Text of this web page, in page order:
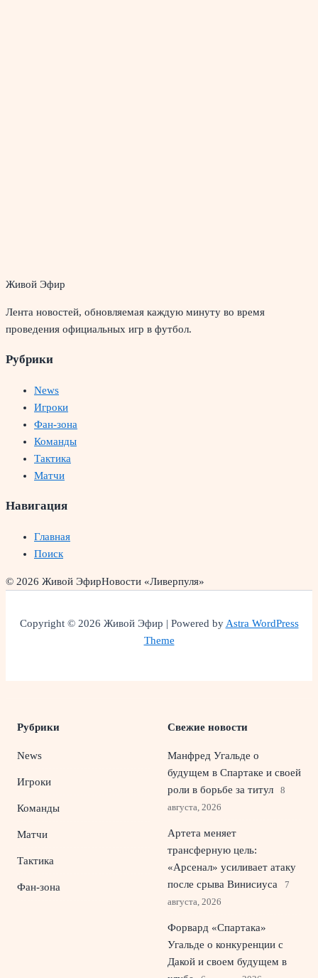
Живой Эфир
Лента новостей, обновляемая каждую минуту во время
проведения официальных игр в футбол.
Рубрики
News
Игроки
Фан-зона
Команды
Тактика
Матчи
Навигация
Главная
Поиск
© 2026 Живой ЭфирНовости «Ливерпуля»
Copyright © 2026 Живой Эфир | Powered byAstra WordPress
Theme
Рубрики
News
Игроки
Команды
Матчи
Тактика
Фан-зона
Свежие новости
Манфред Угальде о
будущем в Спартаке и своей
роли в борьбе за титул
8
августа, 2026
Артета меняет
трансферную цель:
«Арсенал» усиливает атаку
после срыва Винисиуса
7
августа, 2026
Форвард «Спартака»
Угальде о конкуренции с
Дакой и своем будущем в